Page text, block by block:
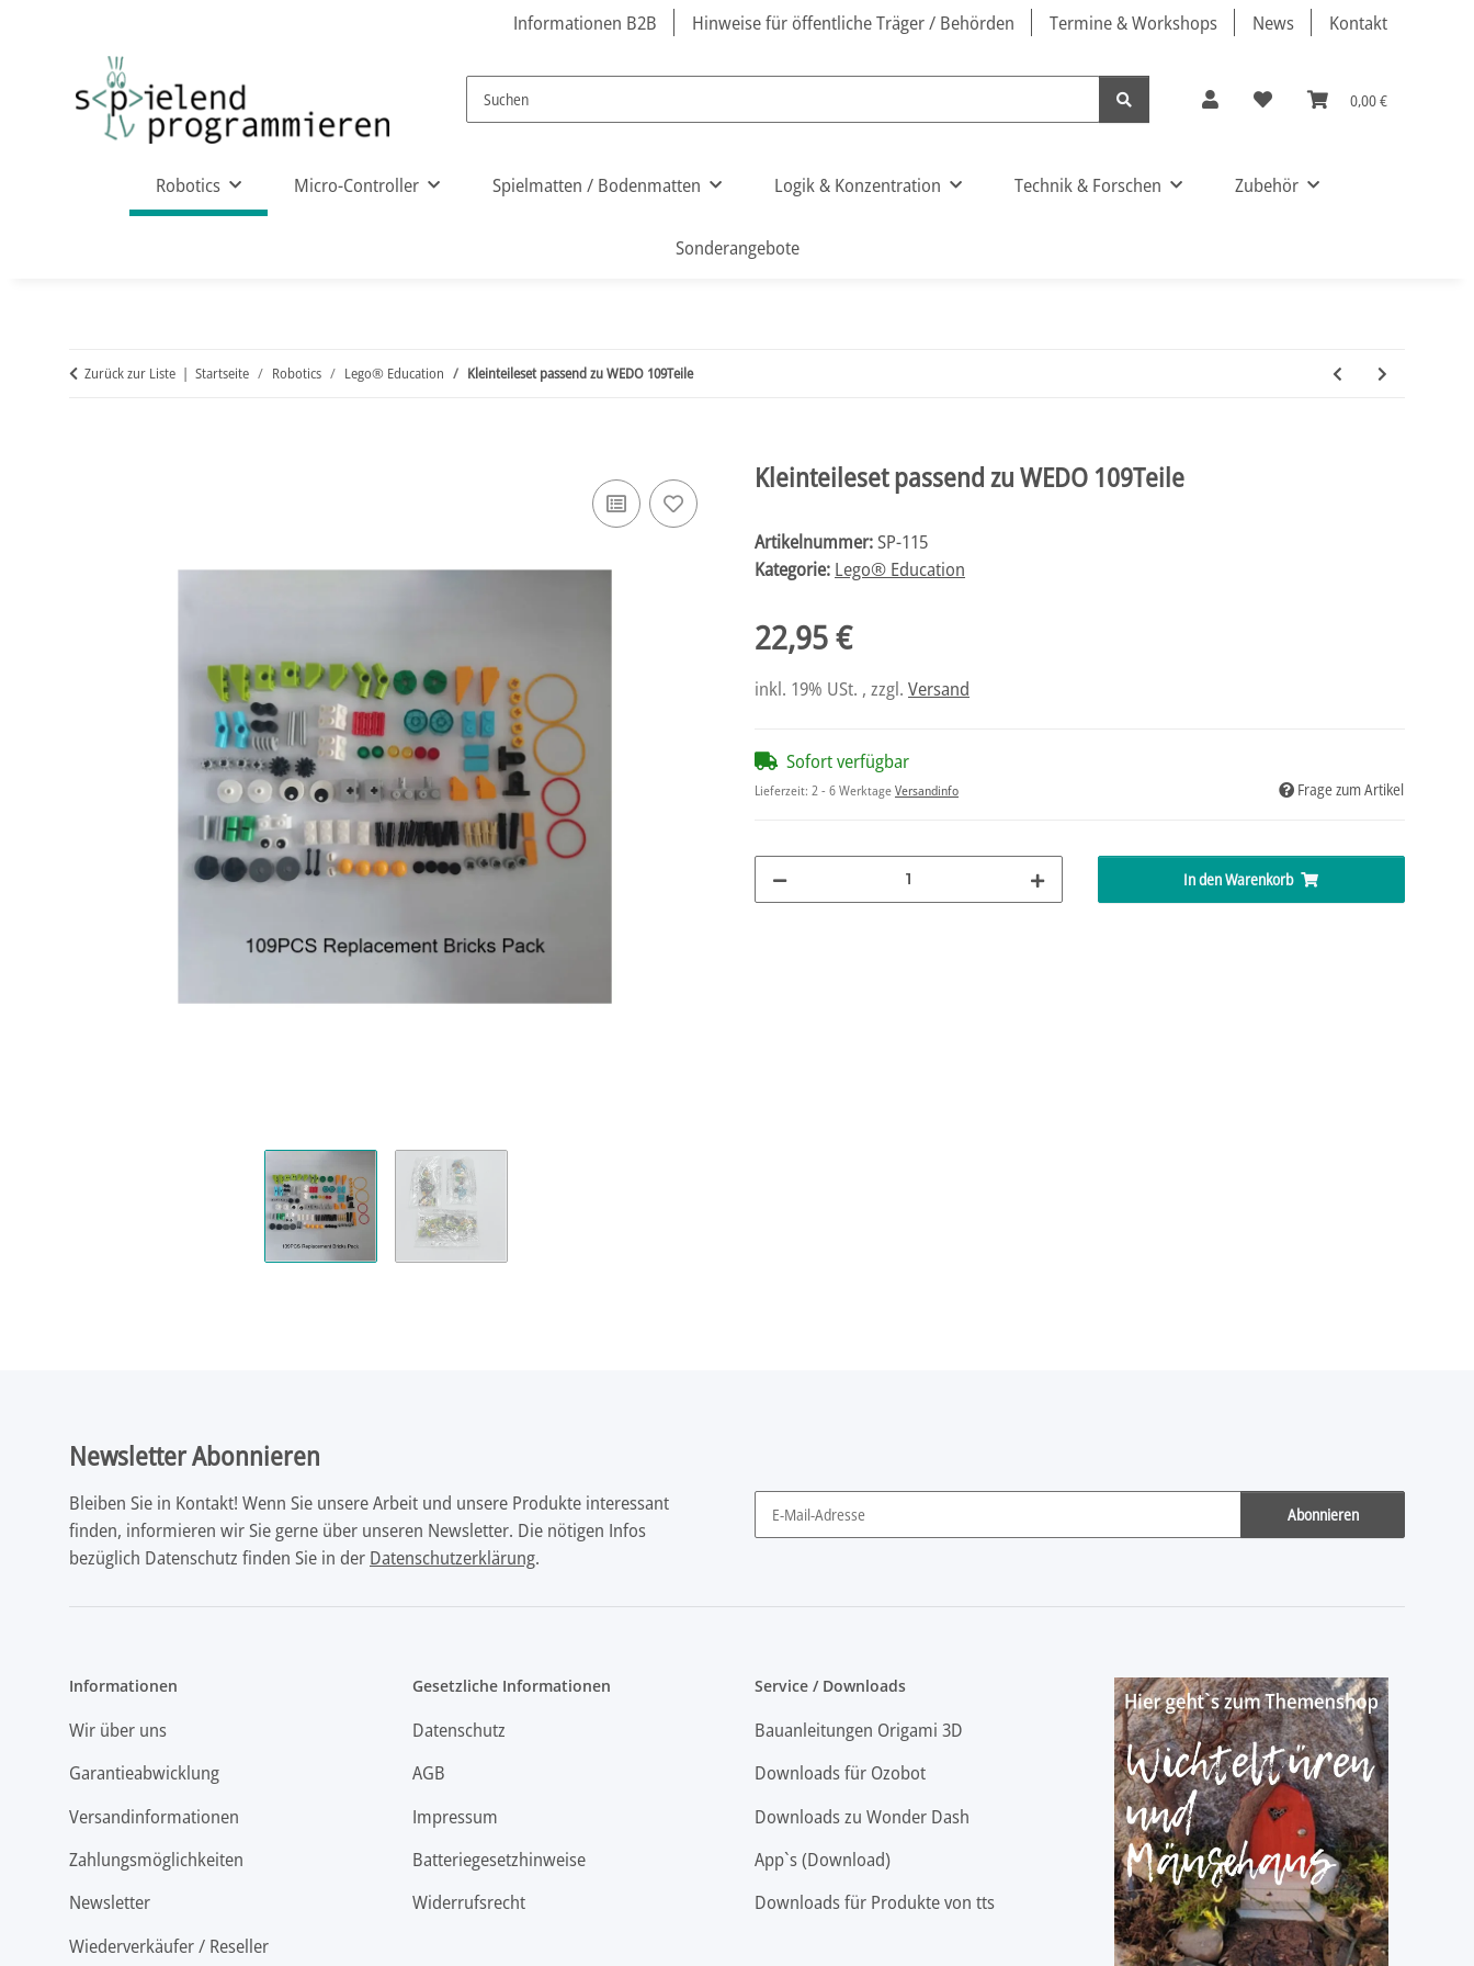
Informationen B2B Hinweise für öffentliche Träger / Behörden Termine & Workshops News Kontakt
0,00 €
Robotics Micro-Controller Spielmatten / Bodenmatten Logik & Konzentration Technik & Forschen Zubehör
Sonderangebote
Zurück zur Liste Startseite Robotics Lego® Education Kleinteileset passend zu WEDO 109Teile
Kleinteileset passend zu WEDO 109Teile
Artikelnummer:SP-115
Kategorie: Lego® Education
22,95 €
inkl. 19% USt. , zzgl. Versand
Sofort verfügbar
Lieferzeit: 2 - 6 WerktageVersandinfo Frage zum Artikel
In den Warenkorb
Newsletter Abonnieren
Bleiben Sie in Kontakt! Wenn Sie unsere Arbeit und unsere Produkte interessant
finden, informieren wir Sie gerne über unseren Newsletter. Die nötigen Infos
bezüglich Datenschutz finden Sie in der Datenschutzerklärung.
Abonnieren
Informationen
Wir über uns
Garantieabwicklung
Versandinformationen
Zahlungsmöglichkeiten
Newsletter
Wiederverkäufer / Reseller
Gesetzliche Informationen
Datenschutz
AGB
Impressum
Batteriegesetzhinweise
Widerrufsrecht
Service / Downloads
Bauanleitungen Origami 3D
Downloads für Ozobot
Downloads zu Wonder Dash
App`s (Download)
Downloads für Produkte von tts